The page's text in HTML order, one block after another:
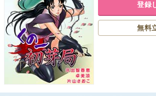
登録
無料